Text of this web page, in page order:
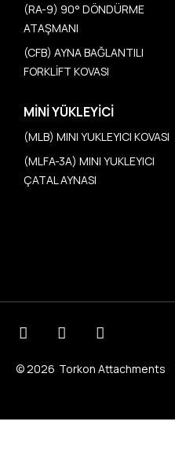
(RA-9) 90° DÖNDÜRME
ATAŞMANI
(CFB) AYNA BAĞLANTILI
FORKLİFT KOVASI
MINI YÜKLEYICI
(MLB) MINI YUKLEYICI KOVASI
(MLFA-3A) MINI YUKLEYICI
ÇATAL AYNASI
© 2026 Torkon Attachments